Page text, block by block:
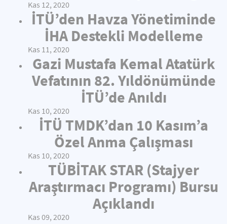
Kas 12, 2020
İTÜ’den Havza Yönetiminde
İHA Destekli Modelleme
Kas 11, 2020
Gazi Mustafa Kemal Atatürk
Vefatının 82. Yıldönümünde
İTÜ’de Anıldı
Kas 10, 2020
İTÜ TMDK’dan 10 Kasım’a
Özel Anma Çalışması
Kas 10, 2020
TÜBİTAK STAR (Stajyer
Araştırmacı Programı) Bursu
Açıklandı
Kas 09, 2020